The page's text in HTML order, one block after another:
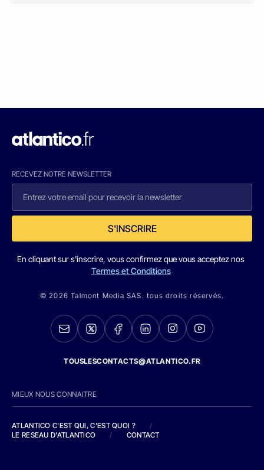
RECEVEZ NOTRE NEWSLETTER
S'INSCRIRE
En cliquant sur s'inscrire, vous confirmez que vous acceptez nos
Termes et Conditions
© 2026 Talmont Media SAS. tous droits réservés.
TOUSLESCONTACTS@ATLANTICO.FR
MIEUX NOUS CONNAITRE
ATLANTICO C'EST QUI, C'EST QUOI ?
/
LE RESEAU D'ATLANTICO
/ CONTACT